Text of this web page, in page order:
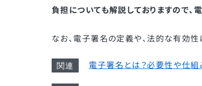
負担についても解説しておりますので
なお、電子署名の定義や、法的な有効性
電子署名とは？必要性や仕組